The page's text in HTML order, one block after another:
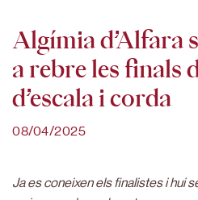
Algímia d’Alfara
a rebre les finals
d’escala i corda
08/04/2025
Ja es coneixen els finalistes i hui